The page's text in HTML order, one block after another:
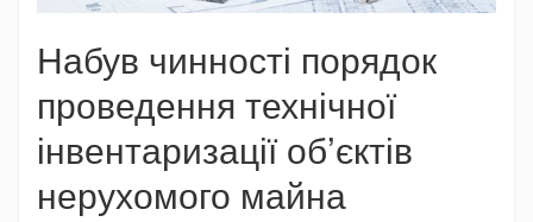
Набув чинності порядок
проведення технічної
інвентаризації об’єктів
нерухомого майна